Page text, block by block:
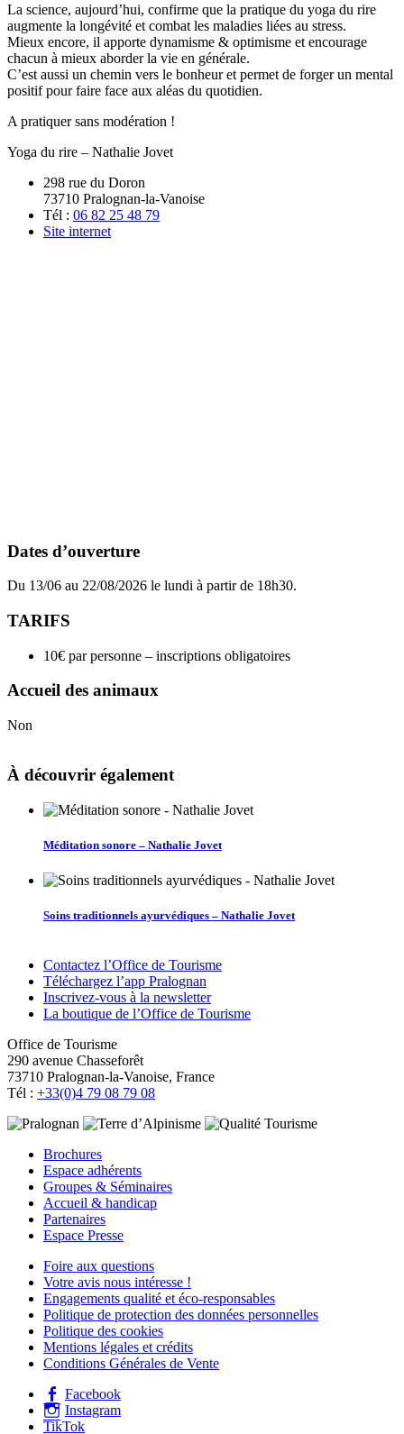
La science, aujourd’hui, confirme que la pratique du yoga du rire
augmente la longévité et combat les maladies liées au stress.
Mieux encore, il apporte dynamisme & optimisme et encourage
chacun à mieux aborder la vie en générale.
C’est aussi un chemin vers le bonheur et permet de forger un mental
positif pour faire face aux aléas du quotidien.
A pratiquer sans modération !
Yoga du rire – Nathalie Jovet
298 rue du Doron
73710 Pralognan-la-Vanoise
Tél : 06 82 25 48 79
Site internet
Dates d’ouverture
Du 13/06 au 22/08/2026 le lundi à partir de 18h30.
TARIFS
10€ par personne – inscriptions obligatoires
Accueil des animaux
Non
À découvrir également
Méditation sonore – Nathalie Jovet
Soins traditionnels ayurvédiques – Nathalie Jovet
Contactez l’Office de Tourisme
Téléchargez l’app Pralognan
Inscrivez-vous à la newsletter
La boutique de l’Office de Tourisme
Office de Tourisme
290 avenue Chasseforêt
73710 Pralognan-la-Vanoise, France
Tél : +33(0)4 79 08 79 08
Brochures
Espace adhérents
Groupes & Séminaires
Accueil & handicap
Partenaires
Espace Presse
Foire aux questions
Votre avis nous intéresse !
Engagements qualité et éco-responsables
Politique de protection des données personnelles
Politique des cookies
Mentions légales et crédits
Conditions Générales de Vente
Facebook
Instagram
TikTok